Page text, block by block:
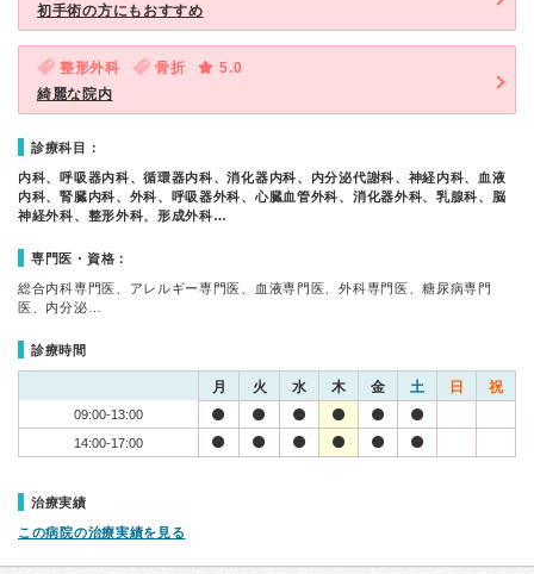
初手術の方にもおすすめ
整形外科 骨折
5.0
綺麗な院内
診療科目：
内科、呼吸器内科、循環器内科、消化器内科、内分泌代謝科、神経内科、血液
内科、腎臓内科、外科、呼吸器外科、心臓血管外科、消化器外科、乳腺科、脳
神経外科、整形外科、形成外科…
専門医・資格：
総合内科専門医、アレルギー専門医、血液専門医、外科専門医、糖尿病専門
医、内分泌…
診療時間
月 火 水 木 金 土 日 祝
09:00-13:00
14:00-17:00
治療実績
この病院の治療実績を見る